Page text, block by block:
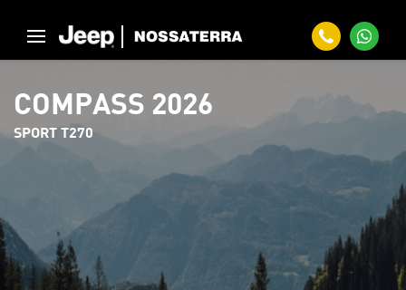
COMPASS 2026
SPORT T270